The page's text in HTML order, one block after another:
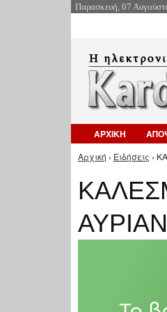
Παρασκευή, 07
ΑΡΧΙΚΗ
Είστε εδώ
Αρχική › Ειδήσεις ›